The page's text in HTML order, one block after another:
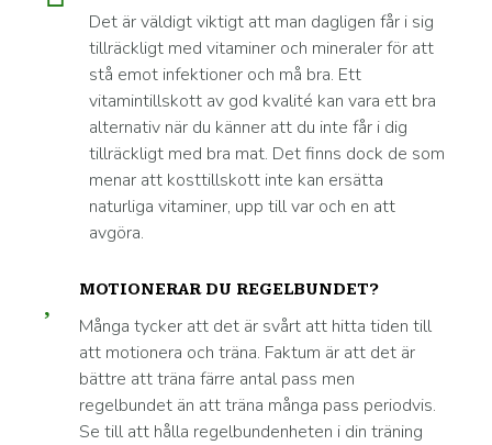
Det är väldigt viktigt att man dagligen får i sig
tillräckligt med vitaminer och mineraler för att
stå emot infektioner och må bra. Ett
vitamintillskott av god kvalité kan vara ett bra
alternativ när du känner att du inte får i dig
tillräckligt med bra mat. Det finns dock de som
menar att kosttillskott inte kan ersätta
naturliga vitaminer, upp till var och en att
avgöra.
MOTIONERAR DU REGELBUNDET?
Många tycker att det är svårt att hitta tiden till
att motionera och träna. Faktum är att det är
bättre att träna färre antal pass men
regelbundet än att träna många pass periodvis.
Se till att hålla regelbundenheten i din träning